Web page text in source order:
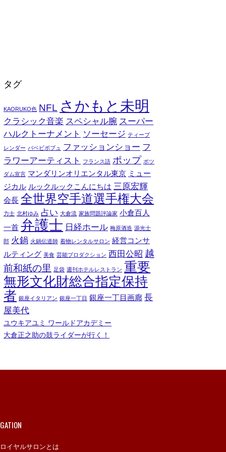
タグ
KAORUKO色 NFL さかもと未明
クラシック音楽 スペシャル腕 スーパー
ハルクトーナメント ソーセージ ティーブ
レンダー バベビボブュ ファッションショー フ
ラワーアーティスト
フランス語 ポップ ポツ
ダム宣言 マンダリンオリエンタル東京 ミュー
ジカル ルックルックこんにちは 三原宏輝
会長 全世界空手道選手権大会
力士 北村ゆみ 占い 大倉流 家族問題評論家 小倉百人
一首 弁護士 日経ホール 梅原酒造 源光士
郎 火鍋 火鍋伝道師 着物レンタルサロン 経営コンサ
ルティング 美食 芸能プロダクション 西田公昭 越
前和紙の里 足袋 週刊ホテルレストラン 重要
無形文化財総合指定保持
者 銀座イタリアン 銀座一丁目 銀座一丁目画廊 長
屋美代
ユウキアユミ ワールドアカデミー
大倉正之助の鼓ライダーが行く！
イヤルサロンとは